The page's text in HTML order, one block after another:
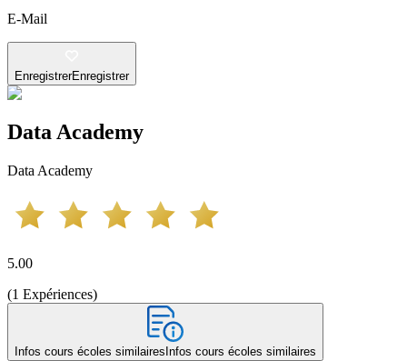
E-Mail
EnregistrerEnregistrer
Data Academy
Data Academy
5.00
(1 Expériences)
Infos cours écoles similaires Infos cours écoles similaires